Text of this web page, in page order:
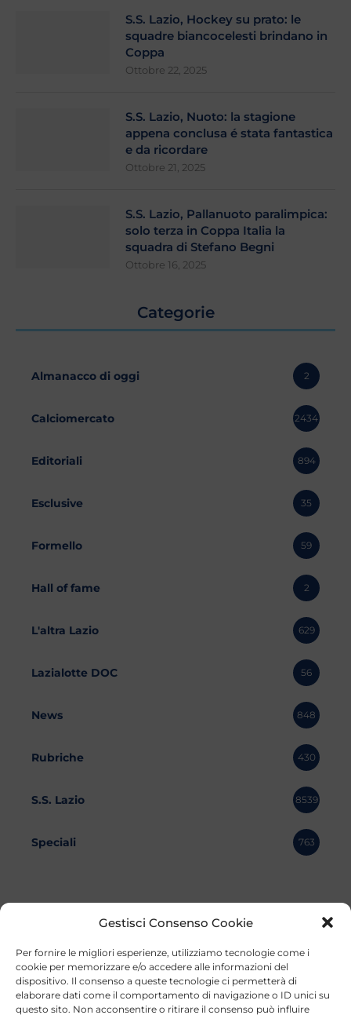
Gestisci Consenso Cookie
Per fornire le migliori esperienze, utilizziamo tecnologie come i
cookie per memorizzare e/o accedere alle informazioni del
dispositivo. Il consenso a queste tecnologie ci permetterà di
elaborare dati come il comportamento di navigazione o ID unici su
questo sito. Non acconsentire o ritirare il consenso può influire
S.S. Lazio, Hockey su prato: le
squadre biancocelesti brindano in
Coppa
Ottobre 22, 2025
S.S. Lazio, Nuoto: la stagione
appena conclusa é stata fantastica
e da ricordare
Ottobre 21, 2025
S.S. Lazio, Pallanuoto paralimpica:
solo terza in Coppa Italia la
squadra di Stefano Begni
Ottobre 16, 2025
Categorie
Almanacco di oggi 2
Calciomercato 2434
Editoriali 894
Esclusive 35
Formello 59
Hall of fame 2
L'altra Lazio 629
Lazialotte DOC 56
News 848
Rubriche 430
S.S. Lazio 8539
Speciali 763